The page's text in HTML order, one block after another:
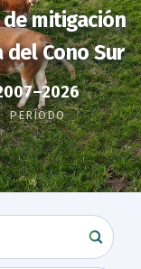
mitigación
del Cono Sur
PERÍODO